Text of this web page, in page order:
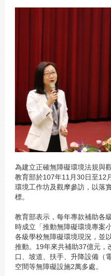
為建立正確無障礙環境法規與
教育部於107年11月30日至12
環境工作坊及觀摩參訪，以落
標。
教育部表示，每年專款補助各
時成立「推動無障礙環境專案
各級學校無障礙環境現況，並
推動。19年來共補助37億元，
口、坡道、扶手、升降設備（
空間等無障礙設施2萬多處。